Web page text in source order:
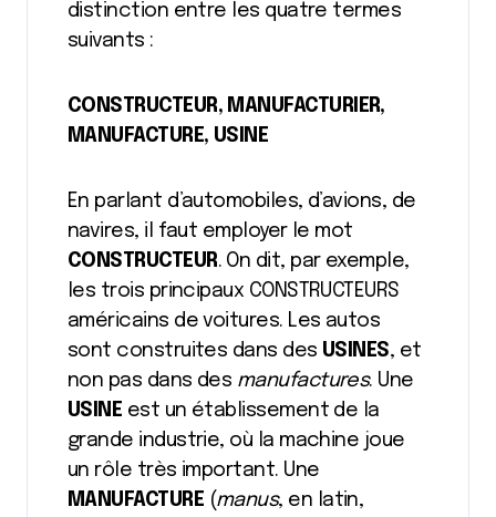
distinction entre les quatre termes
suivants :
CONSTRUCTEUR, MANUFACTURIER,
MANUFACTURE, USINE
En parlant d’automobiles, d’avions, de
navires, il faut employer le mot
CONSTRUCTEUR. On dit, par exemple,
les trois principaux CONSTRUCTEURS
américains de voitures. Les autos
sont construites dans des USINES, et
non pas dans des manufactures. Une
USINE est un établissement de la
grande industrie, où la machine joue
un rôle très important. Une
MANUFACTURE (manus, en latin,